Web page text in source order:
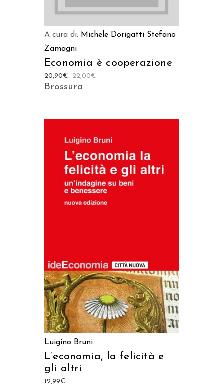
A cura di: Michele Dorigatti Stefano
Zamagni
Economia è cooperazione
22,00€
20,90€
Brossura
Luigino Bruni
L’economia, la felicità e
gli altri
12,99€